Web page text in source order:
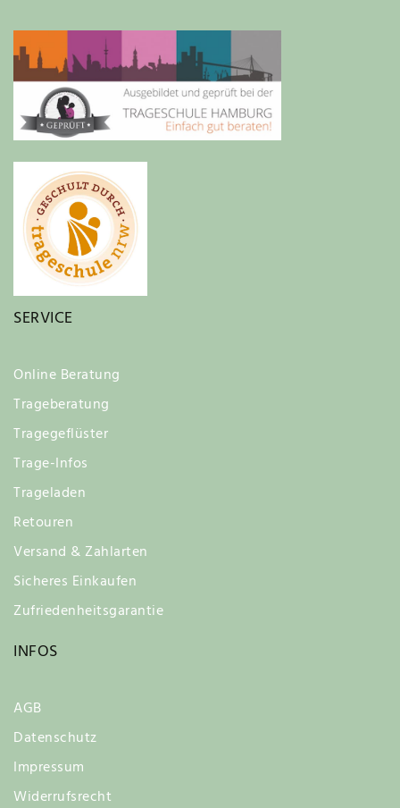
SERVICE
Online Beratung
Trageberatung
Tragegeflüster
Trage-Infos
Trageladen
Retouren
Versand & Zahlarten
Sicheres Einkaufen
Zufriedenheitsgarantie
INFOS
AGB
Datenschutz
Impressum
Widerrufsrecht